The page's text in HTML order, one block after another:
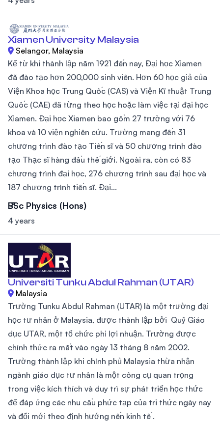
Xiamen University Malaysia
Selangor, Malaysia
Kể từ khi thành lập năm 1921 đến nay, Đại học Xiamen
đã đào tạo hơn 200,000 sinh viên. Hơn 60 học giả của
Viện Khoa học Trung Quốc (CAS) và Viện Kĩ thuật Trung
Quốc (CAE) đã từng theo học hoặc làm việc tại đại học
Xiamen. Đại học Xiamen bao gồm 27 trường với 76
khoa và 10 viện nghiên cứu. Trường mang đến 31
chương trình đào tạo Tiến sĩ và 50 chương trình đào
tạo Thạc sĩ hàng đầu thế giới. Ngoài ra, còn có 83
chương trình đại học, 276 chương trình sau đại học và
187 chương trình tiến sĩ. Đại...
BSc Physics (Hons)
4 years
Universiti Tunku Abdul Rahman (UTAR)
Malaysia
Trường Tunku Abdul Rahman (UTAR) là một trường đại
học tư nhân ở Malaysia, được thành lập bởi Quỹ Giáo
dục UTAR, một tổ chức phi lợi nhuận. Trường được
chính thức ra mắt vào ngày 13 tháng 8 năm 2002.
Trường thành lập khi chính phủ Malaysia thừa nhận
ngành giáo dục tư nhân là một công cụ quan trọng
trong việc kích thích và duy trì sự phát triển học thức
để đáp ứng các nhu cầu phức tạp của tri thức ngày nay
và đổi mới theo định hướng nền kinh tế .